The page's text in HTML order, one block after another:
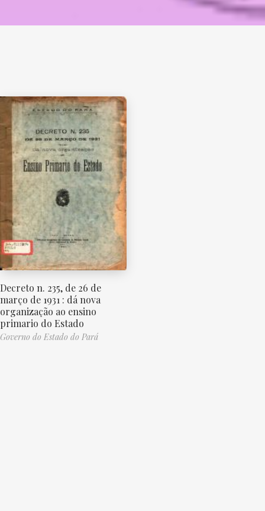
Decreto n. 235, de 26 de
março de 1931 : dá nova
organização ao ensino
primario do Estado
Governo do Estado do Pará